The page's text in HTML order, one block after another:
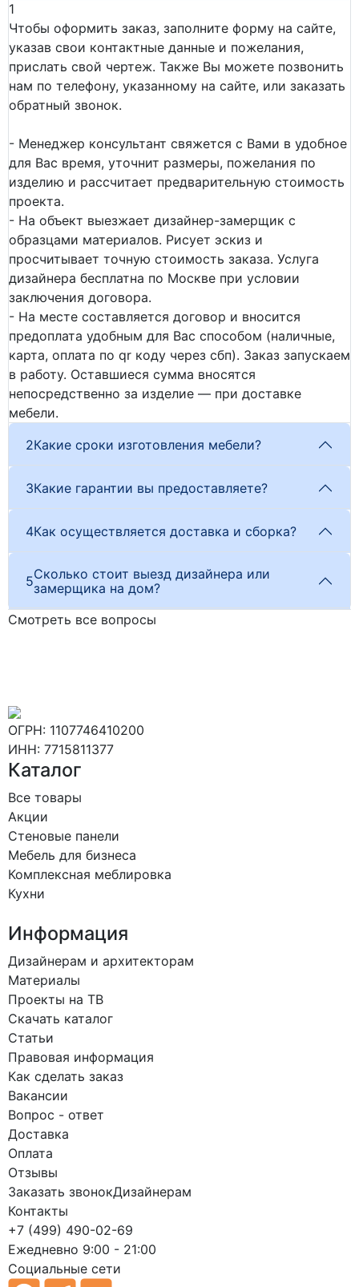
1
Чтобы оформить заказ, заполните форму на сайте,
указав свои контактные данные и пожелания,
прислать свой чертеж. Также Вы можете позвонить
нам по телефону, указанному на сайте, или заказать
обратный звонок.
- Менеджер консультант свяжется с Вами в удобное
для Вас время, уточнит размеры, пожелания по
изделию и рассчитает предварительную стоимость
проекта.
- На объект выезжает дизайнер-замерщик с
образцами материалов. Рисует эскиз и
просчитывает точную стоимость заказа. Услуга
дизайнера бесплатна по Москве при условии
заключения договора.
- На месте составляется договор и вносится
предоплата удобным для Вас способом (наличные,
карта, оплата по qr коду через сбп). Заказ запускаем
в работу. Оставшиеся сумма вносятся
непосредственно за изделие — при доставке
мебели.
2Какие сроки изготовления мебели?
3Какие гарантии вы предоставляете?
4Как осуществляется доставка и сборка?
5Сколько стоит выезд дизайнера или
замерщика на дом?
Смотреть все вопросы
ОГРН: 1107746410200
ИНН: 7715811377
Каталог
Все товары
Акции
Стеновые панели
Мебель для бизнеса
Комплексная меблировка
Кухни
Информация
Дизайнерам и архитекторам
Материалы
Проекты на ТВ
Скачать каталог
Статьи
Правовая информация
Как сделать заказ
Вакансии
Вопрос - ответ
Доставка
Оплата
Отзывы
Заказать звонокДизайнерам
Контакты
+7 (499) 490-02-69
Ежедневно 9:00 - 21:00
Социальные сети